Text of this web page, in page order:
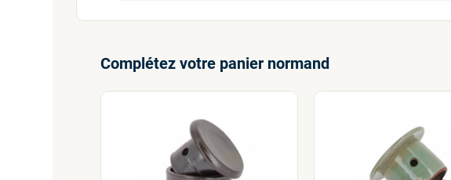
Complétez votre panier normand